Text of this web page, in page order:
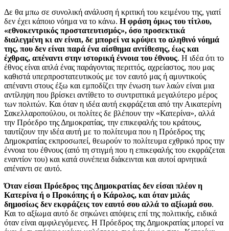
Δε θα μπω σε συνολική ανάλυση ή κριτική του κειμένου της, γιατί
δεν έχει κάποιο νόημα να το κάνω. Η φράση όμως του τίτλου,
«εθνοκεντρικός προστατευτισμός», όσο προσεκτικά
διαλεγμένη κι αν είναι, δε μπορεί να κρύψει το αληθινό νόημά
της, που δεν είναι παρά ένα αίσθημα αντίθεσης, έως και
έχθρας, απέναντι στην ιστορική έννοια του έθνους. Η ιδέα ότι το
έθνος είναι απλά ένας παράγοντας περιττός, αχρείαστος, που μας
καθιστά υπερπροστατευτικούς με τον εαυτό μας ή αμυντικούς
απέναντι στους έξω και εμποδίζει την ένωση των λαών είναι μια
αντίληψη που βρίσκει αντίθετο το συντριπτικά μεγαλύτερο μέρος
των πολιτών. Και όταν η ιδέα αυτή εκφράζεται από την Αικατερίνη
Σακελλαροπούλου, οι πολίτες δε βλέπουν την «Κατερίνα», αλλά
την Πρόεδρο της Δημοκρατίας, την επικεφαλής του κράτους,
ταυτίζουν την ιδέα αυτή με το πολίτευμα που η Πρόεδρος της
Δημοκρατίας εκπροσωπεί, θεωρούν το πολίτευμα εχθρικό προς την
έννοια του έθνους (από τη στιγμή που η επικεφαλής του εκφράζεται
εναντίον του) και κατά συνέπεια διάκεινται και αυτοί αρνητικά
απέναντι σε αυτό.
Όταν είσαι Πρόεδρος της Δημοκρατίας δεν είσαι πλέον η
Κατερίνα ή ο Προκόπης ή ο Κάρολος, και όταν μιλάς
δημοσίως δεν εκφράζεις τον εαυτό σου αλλά το αξίωμά σου.
Και το αξίωμα αυτό δε σηκώνει απόψεις επί της πολιτικής, ειδικά
όταν είναι αμφιλεγόμενες. Η Πρόεδρος της Δημοκρατίας μπορεί να